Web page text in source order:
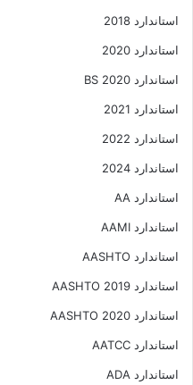
استاندارد 2018
استاندارد 2020
استاندارد 2020 BS
استاندارد 2021
استاندارد 2022
استاندارد 2024
استاندارد AA
استاندارد AAMI
استاندارد AASHTO
استاندارد AASHTO 2019
استاندارد AASHTO 2020
استاندارد AATCC
استاندارد ADA